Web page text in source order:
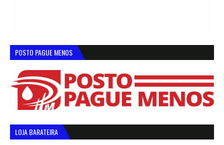
POSTO PAGUE MENOS
LOJA BARATEIRA